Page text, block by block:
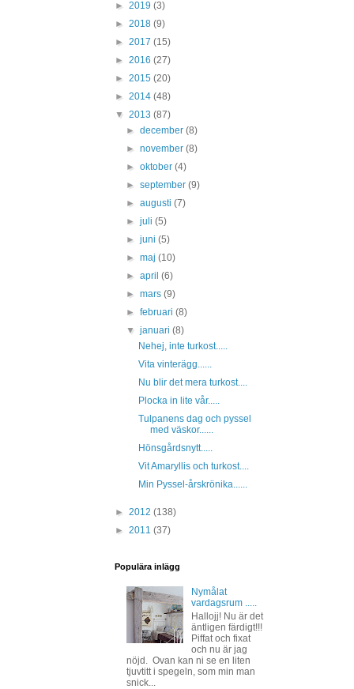
► 2019 (3)
► 2018 (9)
► 2017 (15)
► 2016 (27)
► 2015 (20)
► 2014 (48)
▼ 2013 (87)
►december(8)
►november(8)
►oktober(4)
►september(9)
►augusti(7)
►juli(5)
►juni(5)
►maj(10)
►april(6)
►mars(9)
►februari(8)
▼januari(8)
Nehej, inte turkost.....
Vita vinterägg......
Nu blir det mera turkost....
Plocka in lite vår.....
Tulpanens dag och pyssel
med väskor......
Hönsgårdsnytt.....
Vit Amaryllis och turkost....
Min Pyssel-årskrönika......
► 2012 (138)
► 2011 (37)
Populära inlägg
Nymålat
vardagsrum .....
Hallojj! Nu är det
äntligen färdigt!!!
Piffat och fixat
och nu är jag
nöjd. Ovan kan ni se en liten
tjuvtitt i spegeln, som min man
snick...